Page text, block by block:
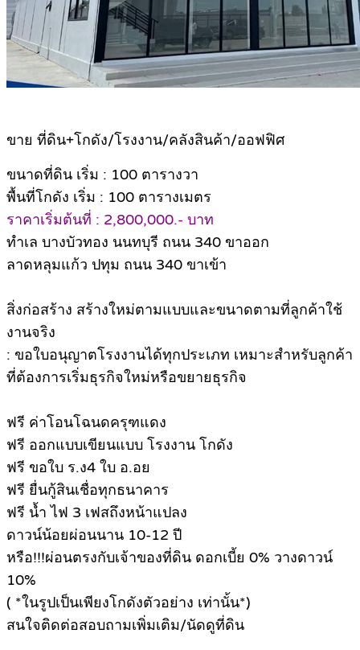
ขาย ที่ดิน+โกดัง/โรงงาน/คลังสินค้า/ออฟฟิศ
ขนาดที่ดิน เริ่ม : 100 ตารางวา
พื้นที่โกดัง เริ่ม : 100 ตารางเมตร
ราคาเริ่มต้นที่ : 2,800,000.- บาท
ทำเล บางบัวทอง นนทบุรี ถนน 340 ขาออก
ลาดหลุมแก้ว ปทุม ถนน 340 ขาเข้า
สิ่งก่อสร้าง สร้างใหม่ตามแบบและขนาดตามที่ลูกค้าใช้
งานจริง
: ขอใบอนุญาตโรงงานได้ทุกประเภท เหมาะสำหรับลูกค้า
ที่ต้องการเริ่มธุรกิจใหม่หรือขยายธุรกิจ
ฟรี ค่าโอนโฉนดครุฑแดง
ฟรี ออกแบบเขียนแบบ โรงงาน โกดัง
ฟรี ขอใบ ร.ง4 ใบ อ.อย
ฟรี ยื่นกู้สินเชื่อทุกธนาคาร
ฟรี น้ำ ไฟ 3 เฟสถึงหน้าแปลง
ดาวน์น้อยผ่อนนาน 10-12 ปี
หรือ!!!ผ่อนตรงกับเจ้าของที่ดิน ดอกเบี้ย 0% วางดาวน์
10%
( *ในรูปเป็นเพียงโกดังตัวอย่าง เท่านั้น*)
สนใจติดต่อสอบถามเพิ่มเติม/นัดดูที่ดิน